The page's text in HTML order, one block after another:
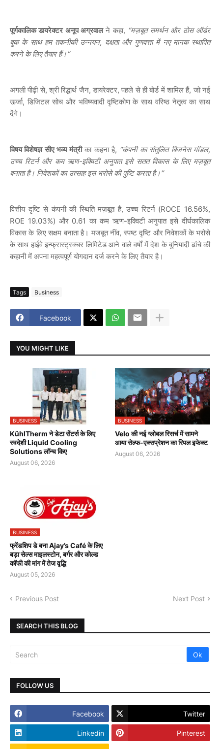
पूर्णकालिक डायरेक्टर अनूप अग्रवालने कहा, “मज़बूत समर्थन और ठोस ऑर्डर
बुक के साथ हम तकनीकी उन्नयन, दक्षता और गुणवत्ता में नए मानक स्थापित
करने के लिए तैयार हैं।”
अगली पीढ़ी से, श्री रिद्धार्थ जैन, डायरेक्टर, पहले से ही बोर्ड में शामिल हैं, जो नई
ऊर्जा, डिजिटल सोच और भविष्यवादी दृष्टिकोण के साथ वरिष्ठ नेतृत्व का साथ
देंगे।
विषय विशेषज्ञ सीए भव्य मंत्रीका कहना है, “कंपनी का संतुलित बिजनेस मॉडल,
उच्च रिटर्न और कम ऋण-इक्विटी अनुपात इसे सतत विकास के लिए मज़बूत
बनाता है। निवेशकों का उत्साह इस भरोसे की पुष्टि करता है।”
वित्तीय दृष्टि से कंपनी की स्थिति मज़बूत है, उच्च रिटर्न (ROCE 16.56%,
ROE 19.03%) और 0.61 का कम ऋण-इक्विटी अनुपात इसे दीर्घकालिक
विकास के लिए सक्षम बनाता है। मजबूत नींव, स्पष्ट दृष्टि और निवेशकों के भरोसे
के साथ हाईवे इन्फ्रास्ट्रक्चर लिमिटेड आने वाले वर्षों में देश के बुनियादी ढांचे की
कहानी में अपना महत्वपूर्ण योगदान दर्ज करने के लिए तैयार है।
Tags Business
Facebook
YOU MIGHT LIKE
BUSINESS
KühlTherm ने डेटा सेंटर्स के लिए
स्वदेशी Liquid Cooling
Solutions लॉन्च किए
August 06, 2026
BUSINESS
Velo की नई ग्लोबल रिसर्च में सामने
आया सेल्फ-एक्सप्रेशन का रिपल इफेक्ट
August 06, 2026
BUSINESS
फ्रेंडशिप डे बना Ajay’s Café के लिए
बड़ा सेल्स माइलस्टोन, बर्गर और कोल्ड
कॉफी की मांग में तेज वृद्धि
August 05, 2026
Previous Post Next Post
SEARCH THIS BLOG
FOLLOW US
Facebook Twitter
Linkedin Pinterest